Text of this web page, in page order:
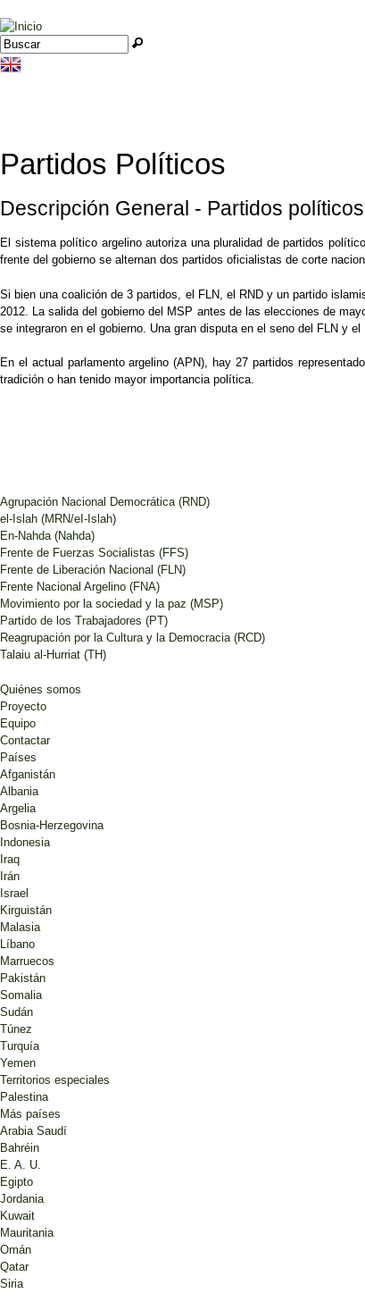
Jump to navigation
Formulario de búsqueda
Buscar
Partidos Políticos
Descripción General - Partidos
El sistema político argelino autoriza una pluralidad de partidos
frente del gobierno se alternan dos partidos oficialistas de corte
Si bien una coalición de 3 partidos, el FLN, el RND y un partido
2012. La salida del gobierno del MSP antes de las elecciones de
se integraron en el gobierno. Una gran disputa en el seno del FLN y
En el actual parlamento argelino (APN), hay 27 partidos
tradición o han tenido mayor importancia política.
Agrupación Nacional Democrática (RND)
el-Islah (MRN/eI-Islah)
En-Nahda (Nahda)
Frente de Fuerzas Socialistas (FFS)
Frente de Liberación Nacional (FLN)
Frente Nacional Argelino (FNA)
Movimiento por la sociedad y la paz (MSP)
Partido de los Trabajadores (PT)
Reagrupación por la Cultura y la Democracia (RCD)
Talaiu al-Hurriat (TH)
Quiénes somos
Proyecto
Equipo
Contactar
Países
Afganistán
Albania
Argelia
Bosnia-Herzegovina
Indonesia
Iraq
Irán
Israel
Kirguistán
Malasia
Líbano
Marruecos
Pakistán
Somalia
Sudán
Túnez
Turquía
Yemen
Territorios especiales
Palestina
Más países
Arabia Saudí
Bahréin
E. A. U.
Egipto
Jordania
Kuwait
Mauritania
Omán
Qatar
Siria